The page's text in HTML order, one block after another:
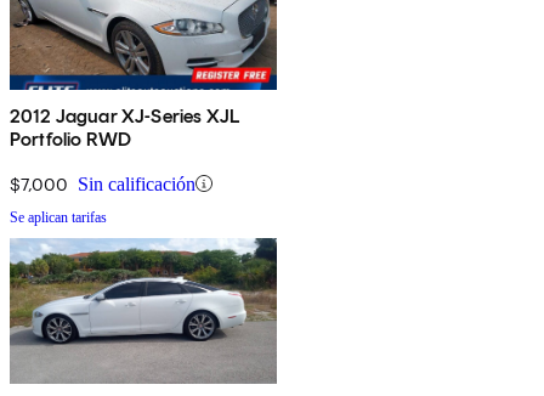
2012 Jaguar XJ-Series XJL
Portfolio RWD
$7,000 Sin calificación
Se aplican tarifas